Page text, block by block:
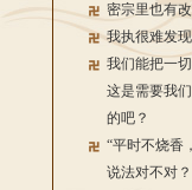
密宗里也有
我执很难发
我们能把一
这是需要我
的吧？
“平时不烧香
说法对不对？